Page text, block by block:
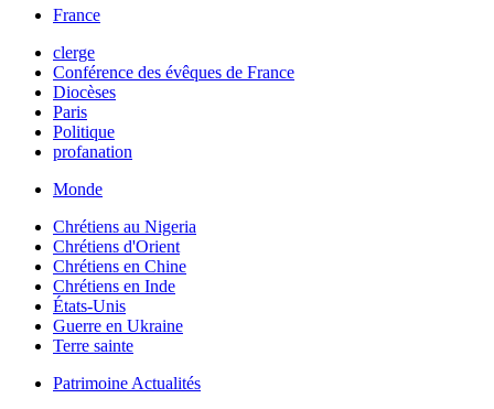
France
clerge
Conférence des évêques de France
Diocèses
Paris
Politique
profanation
Monde
Chrétiens au Nigeria
Chrétiens d'Orient
Chrétiens en Chine
Chrétiens en Inde
États-Unis
Guerre en Ukraine
Terre sainte
Patrimoine Actualités